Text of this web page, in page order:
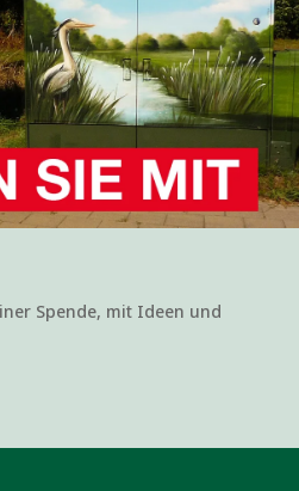
Spende, mit Ideen und